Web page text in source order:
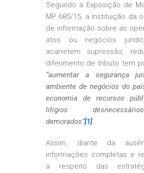
Segundo a Exposição de
MP 685/15, a instituição da
de informação sobre as
atos ou negócios
acarretem supressão,
diferimento de tributo tem
“aumentar a segurança
ambiente de negócios do
economia de recursos
litígios
demorados”[1].
Assim, diante da
informações completas e
a respeito das